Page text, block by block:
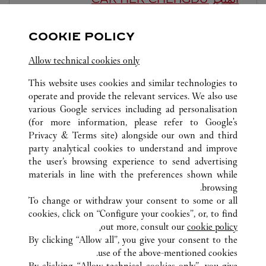
Sichuan
كافة مواقع كارتييه الصين SICHUAN
CHENGDU
天府大道北段2001(临)号
خدمة العملاء
الاتصال بنا
شركتنا
وظائف
COOKIE POLICY
Allow technical cookies only
This website uses cookies and similar technologies to
operate and provide the relevant services. We also use
various Google services including ad personalisation
(for more information, please refer to Google's
Privacy & Terms site) alongside our own and third
party analytical cookies to understand and improve
the user’s browsing experience to send advertising
materials in line with the preferences shown while
browsing.
To change or withdraw your consent to some or all
cookies, click on “Configure your cookies”, or, to find
out more, consult our cookie policy.
By clicking “Allow all”, you give your consent to the
use of the above-mentioned cookies.